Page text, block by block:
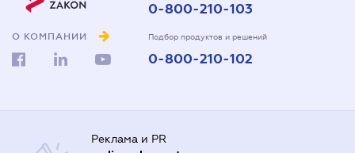
О КОМПАНИИ
0-800-210-103
Подбор продуктов и решений
0-800-210-102
Реклама и PR